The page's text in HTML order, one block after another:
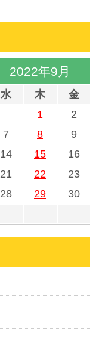
2022年9月
水 木 金
1 2
7 8 9
14 15 16
21 22 23
28 29 30